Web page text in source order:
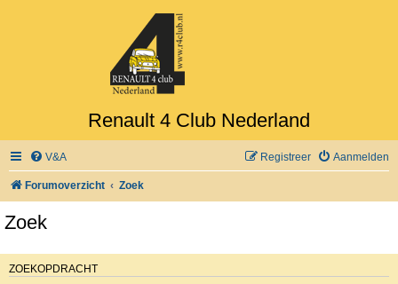
Renault 4 Club Nederland
V&A Aanmelden
Registreer
Forumoverzicht Zoek
Zoek
ZOEKOPDRACHT